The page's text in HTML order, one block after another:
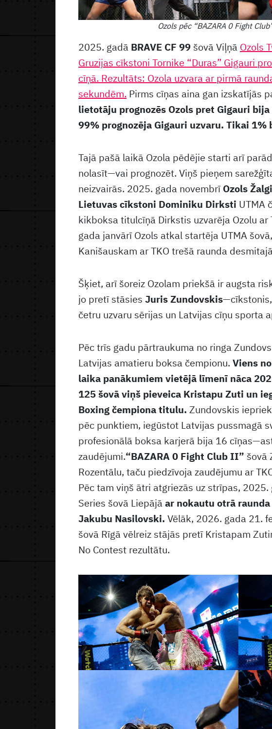
Ozols pēc “BAZARA 0 Fight
2025. gadā BRAVE CF 99 šovā Viļņā Ozols
Gruzijas cīkstoni Tornike “Duras” Gigauri
cīņā. Rezultāts: Ozola uzvara ar pirmā
sekundēm. Pirms cīņas aina gan izskatījās
lietotāju prognozēs Ozols pret Gigauri
99% prognozēja Gigauri uzvaru. Tikai 1%
Tajā pašā laikā Ozola pēdējie starti arī
nolasīt—vai prognozēt. Viņš pieņem
neizvairās. 2025. gada novembrīOzols
Lietuvas cīkstoni Dominiku Dirksti UTMA
kikboksa titulcīņā Dirkstis uzvarēja Ozolu
gada janvārī Ozols atkal startēja UTMA
Kanišauskam ar TKO trešā raunda
Šķiet, arī šoreiz Ozolam priekšā ir augsta
jo pretī stāsies Juris Zundovskis
četru uzvaru sērijas un Latvijas cīņu sporta
Pēc trīs gadu pārtraukuma no ringa
Latvijas amatieru boksa čempionu. Viens
laika panākumiem vietējā līmenī nāca
125 šovā viņš pieveica Kristapu Zuti un
Boxing čempiona titulu. Zundovskis
pēc punktiem, iegūstot Latvijas pussmagā
profesionālā boksa karjerā bija 16
zaudējumi.“BAZARA 0 Fight Club II” šovā
Rozentālu, taču piedzīvoja zaudējumu ar
Pēc tam viņš ātri atgriezās uz strīpas,
Series šovā Liepājā ar nokautu otrā
Jakubu Nasilovski. Vēlāk, 2026. gada 21.
šovā Rīgā vēlreiz stājās pretī Kristapam
No Contest rezultātu.